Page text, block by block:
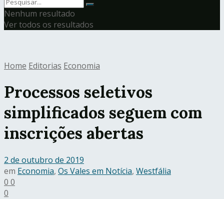
Nenhum resultado
Ver todos os resultados
Home Editorias Economia
Processos seletivos
simplificados seguem com
inscrições abertas
2 de outubro de 2019
em Economia, Os Vales em Notícia, Westfália
0 0
0